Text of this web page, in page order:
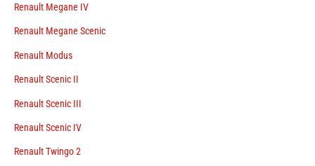
Renault Megane IV
Renault Megane Scenic
Renault Modus
Renault Scenic II
Renault Scenic III
Renault Scenic IV
Renault Twingo 2